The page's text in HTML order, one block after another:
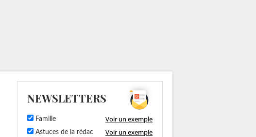
NEWSLETTERS
Famille Voir un exemple
Astuces de la rédac Voir un exemple